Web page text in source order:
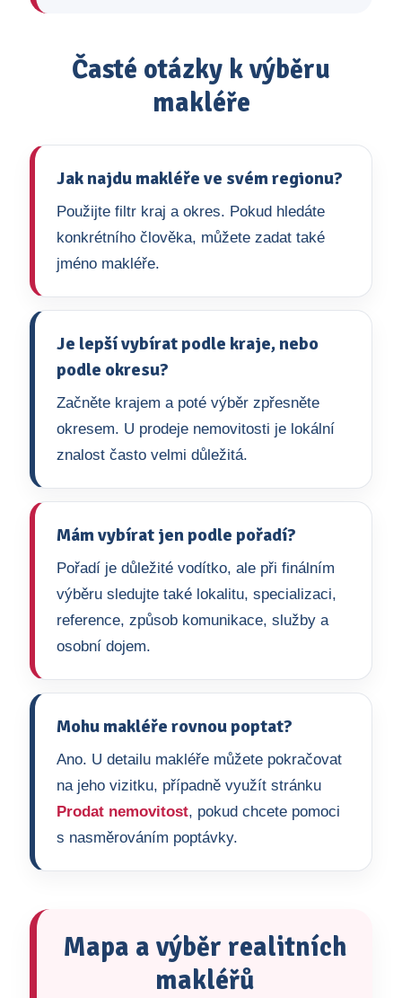
Časté otázky k výběru
makléře
Jak najdu makléře ve svém regionu?
Použijte filtr kraj a okres. Pokud hledáte
konkrétního člověka, můžete zadat také
jméno makléře.
Je lepší vybírat podle kraje, nebo
podle okresu?
Začněte krajem a poté výběr zpřesněte
okresem. U prodeje nemovitosti je lokální
znalost často velmi důležitá.
Mám vybírat jen podle pořadí?
Pořadí je důležité vodítko, ale při finálním
výběru sledujte také lokalitu, specializaci,
reference, způsob komunikace, služby a
osobní dojem.
Mohu makléře rovnou poptat?
Ano. U detailu makléře můžete pokračovat
na jeho vizitku, případně využít stránku
Prodat nemovitost, pokud chcete pomoci
s nasměrováním poptávky.
Mapa a výběr realitních
makléřů